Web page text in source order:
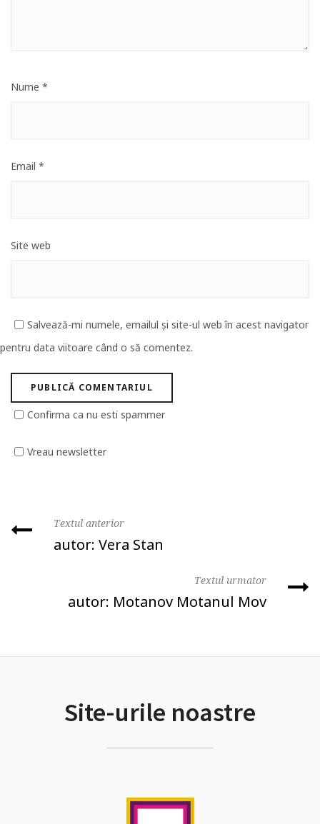
Nume *
Email *
Site web
Salvează-mi numele, emailul și site-ul web în acest navigator
pentru data viitoare când o să comentez.
Confirma ca nu esti spammer
Vreau newsletter
Textul anterior
autor: Vera Stan
Textul urmator
autor: Motanov Motanul Mov
Site-urile noastre